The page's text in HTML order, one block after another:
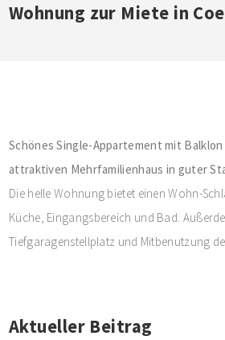
Schönes Single-Appartement mit
attraktiven Mehrfamilienhaus in guter
Die helle Wohnung bietet einen Wohn-
Küche, Eingangsbereich und Bad.
Tiefgaragenstellplatz und Mitbenutzung
Aktueller Beitrag